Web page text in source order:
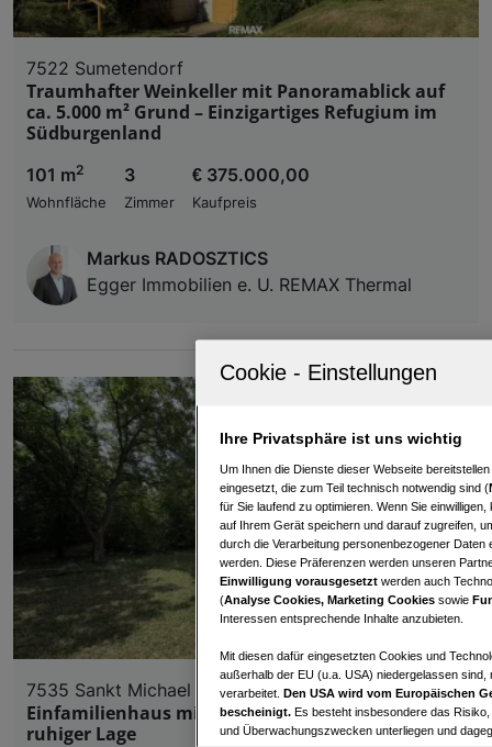
7522 Sumetendorf
Traumhafter Weinkeller mit Panoramablick auf
ca. 5.000 m² Grund – Einzigartiges Refugium im
Südburgenland
101 m2
Wohnfläche
3
Zimmer
€ 375.000,00
Kaufpreis
Markus RADOSZTICS
Egger Immobilien e. U. REMAX Thermal
7535 Sankt Michael im Burgenland
Einfamilienhaus mit großem Grundstück in
ruhiger Lage
Ihre Privatsphäre ist uns wichtig
Um Ihnen die Dienste dieser Webseite
eingesetzt, die zum Teil technisch notwendig sind (
für Sie laufend zu optimieren. Wenn Sie
auf Ihrem Gerät speichern und darauf zugreifen,
durch die Verarbeitung personenbezogener
werden. Diese Präferenzen werden unseren
Einwilligung vorausgesetzt werden auch
(Analyse Cookies, Marketing Cookies sowie
Interessen entsprechende Inhalte anzubieten.
Mit diesen dafür eingesetzten Cookies und
außerhalb der EU (u.a. USA) niedergelassen
verarbeitet. Den USA wird vom Europäischen
bescheinigt. Es besteht insbesondere das
und Überwachungszwecken unterliegen und